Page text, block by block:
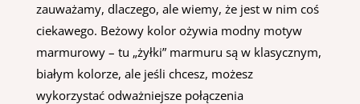
zauważamy, dlaczego, ale wiemy, że jest w nim coś
ciekawego. Beżowy kolor ożywia modny motyw
marmurowy – tu „żyłki” marmuru są w klasycznym,
białym kolorze, ale jeśli chcesz, możesz
wykorzystać odważniejsze połączenia